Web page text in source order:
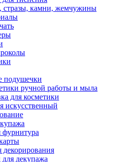
стразы, камни, жемчужины
подушечки
ручной работы и мыла
для косметики
искусственный
фурнитура
декорирования
декупажа